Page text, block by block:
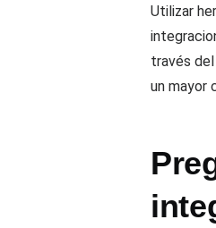
Utilizar
través
un mayor